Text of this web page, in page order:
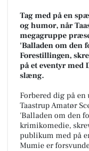
Tag med på en
og humor, når
megagruppe
'Balladen om den
Forestillingen,
på et eventyr med
slæng.
Forbered dig på
Taastrup Amatør
'Balladen om den
krimikomedie,
publikum med på
Mumie er